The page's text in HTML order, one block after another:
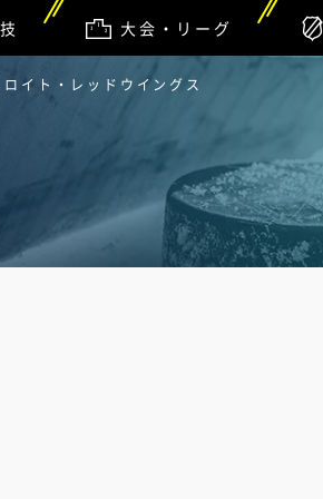
大会・リーグ
イト・レッドウイングス